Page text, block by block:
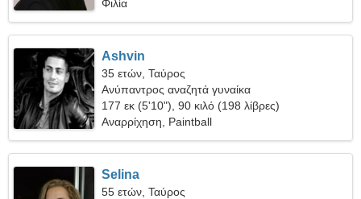
Φιλία
Ashvin
35 ετών, Ταύρος
Ανύπαντρος αναζητά γυναίκα
177 εκ (5'10"), 90 κιλό (198 λίβρες)
Αναρρίχηση, Paintball
Selina
55 ετών, Ταύρος